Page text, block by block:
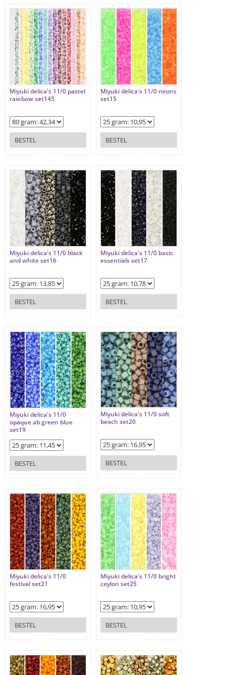
Miyuki delica's 11/0 pastel
rainbow set145
BESTEL
Miyuki delica's 11/0 neons
set15
BESTEL
Miyuki delica's 11/0 black
and white set16
BESTEL
Miyuki delica's 11/0 basic
essentials set17
BESTEL
Miyuki delica's 11/0
opaque ab green blue
set19
BESTEL
Miyuki delica's 11/0 soft
beach set20
BESTEL
Miyuki delica's 11/0
festival set21
BESTEL
Miyuki delica's 11/0 bright
ceylon set25
BESTEL